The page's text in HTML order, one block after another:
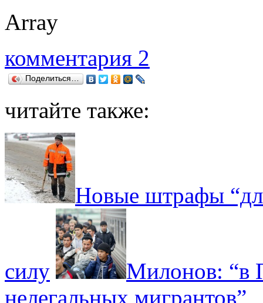
Array
комментария 2
Поделиться…
читайте также:
Новые штрафы
силу
Милонов: “в
нелегальных мигрантов”